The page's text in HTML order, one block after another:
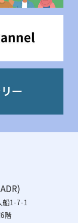
船1-7-1
階